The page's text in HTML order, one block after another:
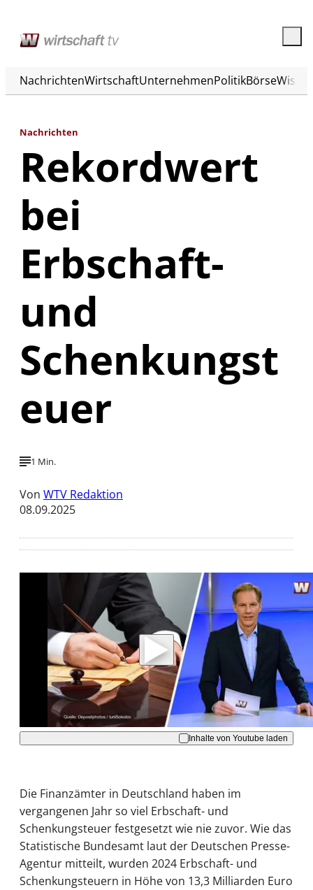
NachrichtenWirtschaftUnternehmenPolitikBörse
Nachrichten
Rekordwert
bei
Erbschaft-
und
Schenkungst
euer
1 Min.
Von WTV Redaktion
08.09.2025
Mit der Wiedergabe dieses Videos werden
Daten an Youtube übertragen.
Hinweise dazu erhalten Sie in derDatenschutzerklärung
Akzeptieren
Inhalte von Youtube laden
Die Finanzämter in Deutschland haben im
vergangenen Jahr so viel Erbschaft- und
Schenkungsteuer festgesetzt wie nie zuvor. Wie das
Statistische Bundesamt laut der Deutschen Presse-
Agentur mitteilt, wurden 2024 Erbschaft- und
Schenkungsteuern in Höhe von 13,3 Milliarden Euro